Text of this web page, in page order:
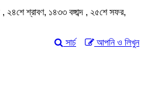
২৪শে শ্রাবণ, ১৪৩৩ বঙ্গাব্দ , ২৫শে সফর,
আপনি ও লিখুন
সার্চ